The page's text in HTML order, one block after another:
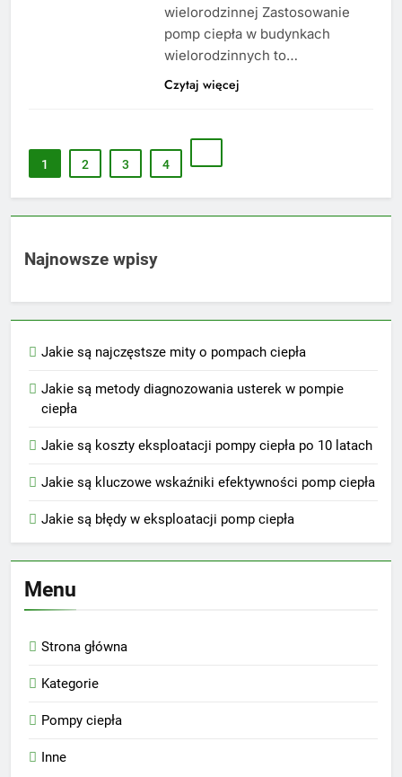
wielorodzinnej Zastosowanie
pomp ciepła w budynkach
wielorodzinnych to…
Czytaj więcej
1 2 3 4
Najnowsze wpisy
Jakie są najczęstsze mity o pompach ciepła
Jakie są metody diagnozowania usterek w pompie
ciepła
Jakie są koszty eksploatacji pompy ciepła po 10 latach
Jakie są kluczowe wskaźniki efektywności pomp ciepła
Jakie są błędy w eksploatacji pomp ciepła
Menu
Strona główna
Kategorie
Pompy ciepła
Inne